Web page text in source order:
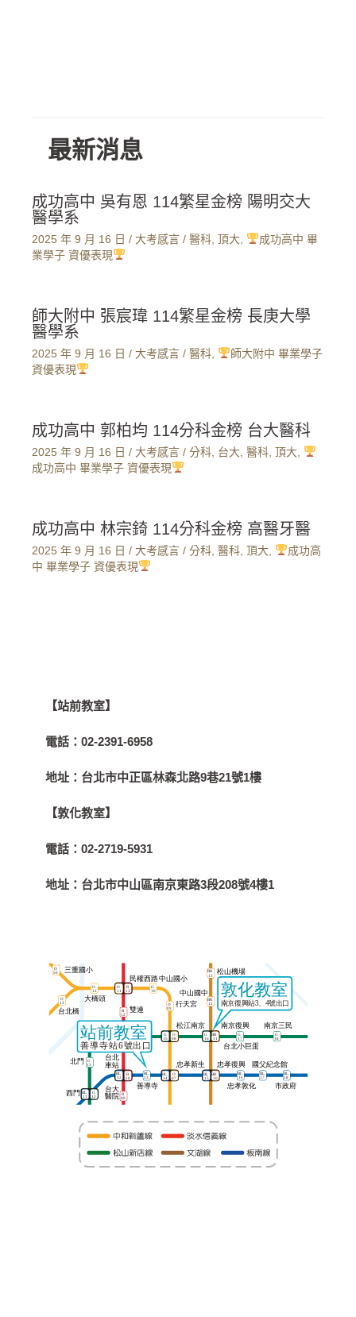
最新消息
成功高中 吳有恩 114繁星金榜 陽明交大
醫學系
2025 年 9 月 16 日 / 大考感言 / 醫科 頂大
成功高中 畢
業學子 資優表現
師大附中 張宸瑋 114繁星金榜 長庚大學
醫學系
2025 年 9 月 16 日 / 大考感言 / 醫科
師大附中 畢業學子
資優表現
成功高中 郭柏均 114分科金榜 台大醫科
2025 年 9 月 16 日 / 大考感言 / 分科 台大 醫科 頂大
成功高中 畢業學子 資優表現
成功高中 林宗錡 114分科金榜 高醫牙醫
2025 年 9 月 16 日 / 大考感言 / 分科 醫科 頂大
成功高
中 畢業學子 資優表現
【站前教室】
電話：02-2391-6958
地址： 台北市中正區林森北路9巷21號1樓
【敦化教室】
電話：02-2719-5931
地址： 台北市中山區南京東路3段208號4樓1